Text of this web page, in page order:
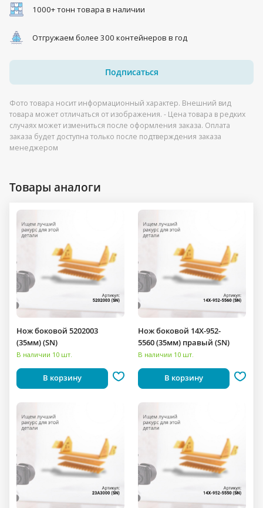
1000+ тонн товара в наличии
Отгружаем более 300 контейнеров в год
Подписаться
Фото товара носит информационный характер. Внешний вид
товара может отличаться от изображения. - Цена товара в редких
случаях может измениться после оформления заказа. Оплата
заказа будет доступна только после подтверждения заказа
менеджером
Товары аналоги
Нож боковой 5202003
(35мм) (SN)
В наличии 10 шт.
В корзину
Нож боковой 14X-952-
5560 (35мм) правый (SN)
В наличии 10 шт.
В корзину